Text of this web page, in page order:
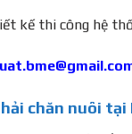
kế thi công hệ
chăn nuôi tại